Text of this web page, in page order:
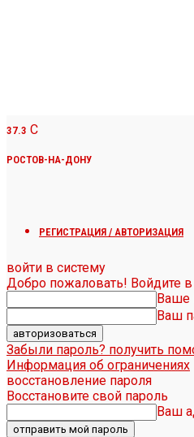
37.3 C
РОСТОВ-НА-ДОНУ
РЕГИСТРАЦИЯ / АВТОРИЗАЦИЯ
войти в систему
Добро пожаловать! Войдите
Ваше
Ваш
Забыли пароль? получить
Информация об ограничениях
восстановление пароля
Восстановите свой пароль
Ваш